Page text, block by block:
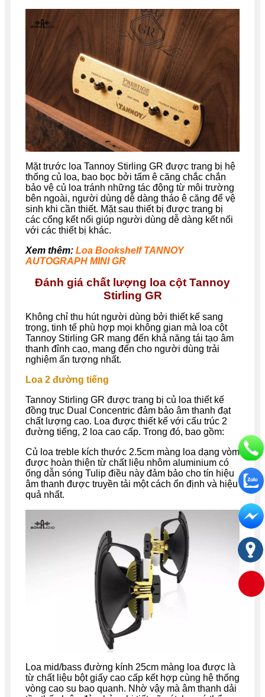
Mặt trước loa Tannoy Stirling GR được trang bị hệ
thống củ loa, bao bọc bởi tấm ê căng chắc chắn
bảo vệ củ loa tránh những tác động từ môi trường
bên ngoài, người dùng dễ dàng tháo ê căng để vệ
sinh khi cần thiết. Mặt sau thiết bị được trang bị
các cổng kết nối giúp người dùng dễ dàng kết nối
với các thiết bị khác.
Xem thêm: Loa Bookshelf TANNOY
AUTOGRAPH MINI GR
Đánh giá chất lượng loa cột Tannoy
Stirling GR
Không chỉ thu hút người dùng bởi thiết kế sang
trọng, tinh tế phù hợp mọi không gian mà loa cột
Tannoy Stirling GR mang đến khả năng tái tạo âm
thanh đỉnh cao, mang đến cho người dùng trải
nghiệm ấn tượng nhất.
Loa 2 đường tiếng
Tannoy Stirling GR được trang bị củ loa thiết kế
đồng trục Dual Concentric đảm bảo âm thanh đạt
chất lượng cao. Loa được thiết kế với cấu trúc 2
đường tiếng, 2 loa cao cấp. Trong đó, bao gồm:
Củ loa treble kích thước 2.5cm màng loa dạng vòm
được hoàn thiện từ chất liệu nhôm aluminium có
ống dẫn sóng Tulip điều này đảm bảo cho tín hiệu
âm thanh được truyền tải một cách ổn định và hiệu
quả nhất.
Loa mid/bass đường kính 25cm màng loa được là
từ chất liệu bột giấy cao cấp kết hợp cùng hệ thống
vòng cao su bao quanh. Nhờ vậy mà âm thanh dải